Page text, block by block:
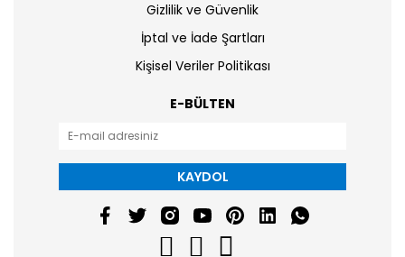
Gizlilik ve Güvenlik
İptal ve İade Şartları
Kişisel Veriler Politikası
E-BÜLTEN
KAYDOL